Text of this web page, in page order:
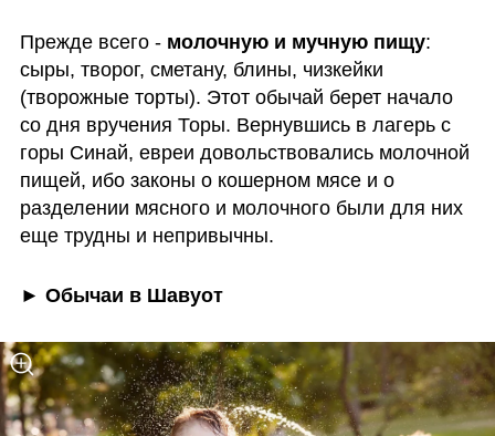
Прежде всего - молочную и мучную пищу:
сыры, творог, сметану, блины, чизкейки
(творожные торты). Этот обычай берет начало
со дня вручения Торы. Вернувшись в лагерь с
горы Синай, евреи довольствовались молочной
пищей, ибо законы о кошерном мясе и о
разделении мясного и молочного были для них
еще трудны и непривычны.
► Обычаи в Шавуот